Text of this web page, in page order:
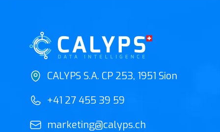
CALYPS S.A. CP 253, 1951 Sion
+41 27 455 39 59
marketing@calyps.ch